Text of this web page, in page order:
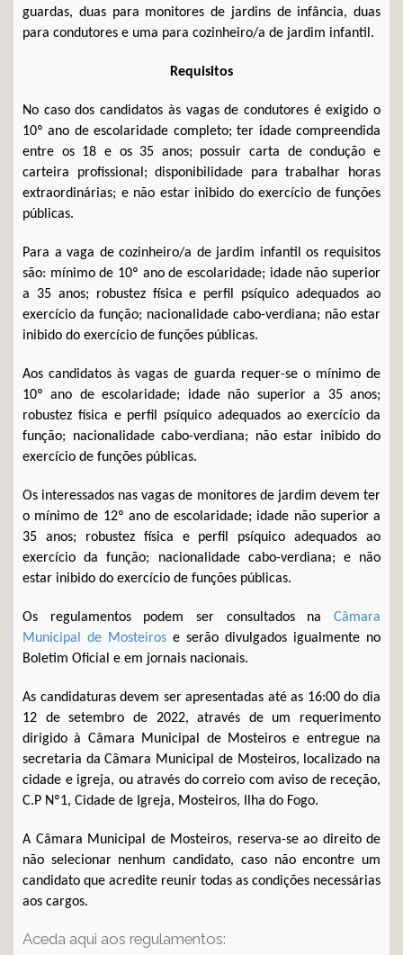
guardas, duas para monitores de jardins de infância, duas
para condutores e uma para cozinheiro/a de jardim infantil.
Requisitos
No caso dos candidatos às vagas de condutores é exigido o
10º ano de escolaridade completo; ter idade compreendida
entre os 18 e os 35 anos; possuir carta de condução e
carteira profissional; disponibilidade para trabalhar horas
extraordinárias; e não estar inibido do exercício de funções
públicas.
Para a vaga de cozinheiro/a de jardim infantil os requisitos
são: mínimo de 10º ano de escolaridade; idade não superior
a 35 anos; robustez física e perfil psíquico adequados ao
exercício da função; nacionalidade cabo-verdiana; não estar
inibido do exercício de funções públicas.
Aos candidatos às vagas de guarda requer-se o mínimo de
10º ano de escolaridade; idade não superior a 35 anos;
robustez física e perfil psíquico adequados ao exercício da
função; nacionalidade cabo-verdiana; não estar inibido do
exercício de funções públicas.
Os interessados nas vagas de monitores de jardim devem ter
o mínimo de 12º ano de escolaridade; idade não superior a
35 anos; robustez física e perfil psíquico adequados ao
exercício da função; nacionalidade cabo-verdiana; e não
estar inibido do exercício de funções públicas.
Os regulamentos podem ser consultados na Câmara
Municipal de Mosteiros e serão divulgados igualmente no
Boletim Oficial e em jornais nacionais.
As candidaturas devem ser apresentadas até as 16:00 do dia
12 de setembro de 2022, através de um requerimento
dirigido à Câmara Municipal de Mosteiros e entregue na
secretaria da Câmara Municipal de Mosteiros, localizado na
cidade e igreja, ou através do correio com aviso de receção,
C.P Nº1, Cidade de Igreja, Mosteiros, Ilha do Fogo.
A Câmara Municipal de Mosteiros, reserva-se ao direito de
não selecionar nenhum candidato, caso não encontre um
candidato que acredite reunir todas as condições necessárias
aos cargos.
Aceda aqui aos regulamentos: